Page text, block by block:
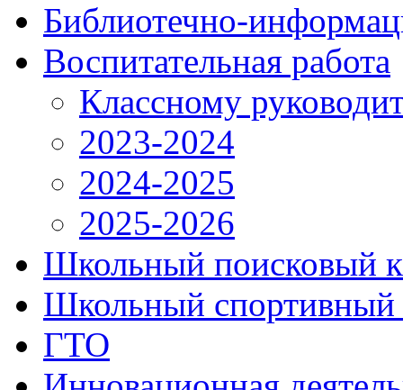
Библиотечно-
Воспитательная работа
Классному
2023-2024
2024-2025
2025-2026
Школьный поисковый
Школьный спортивный
ГТО